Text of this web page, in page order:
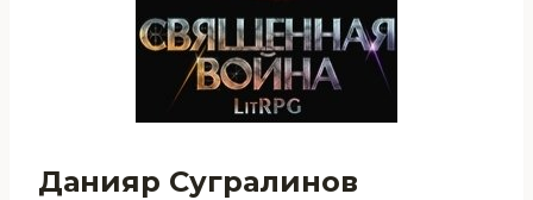
Данияр Сугралинов